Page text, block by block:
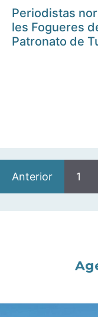
Periodistas
les Fogueres
Patronato de
Anterior 1